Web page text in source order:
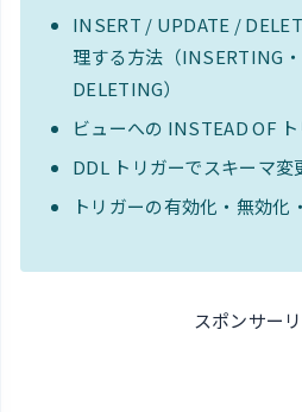
INSERT / UPDATE /
理する方法（INSERTING
DELETING）
ビューへの INSTEAD OF
DDL トリガーでスキーマ
トリガーの有効化・無効化
スポンサー